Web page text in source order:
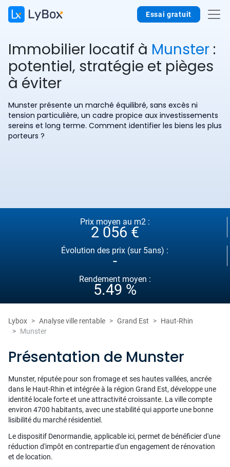
Essai gratuit
Immobilier locatif à Munster :
potentiel, stratégie et pièges
à éviter
Munster présente un marché équilibré, sans excès ni
tension particulière, un cadre propice aux investissements
sereins et long terme. Comment identifier les biens les plus
porteurs ?
Prix moyen au m2 :
2 056 €
Évolution des prix (sur 5ans) :
-
Rendement moyen :
5.49 %
Lybox Analyse ville rentable Grand Est
Haut-Rhin
Munster
Présentation de Munster
Munster, réputée pour son fromage et ses hautes vallées, ancrée
dans le Haut-Rhin et intégrée à la région Grand Est, développe une
identité locale forte et une attractivité croissante. La ville compte
environ 4700 habitants, avec une stabilité qui apporte une bonne
lisibilité du marché résidentiel.
Le dispositif Denormandie, applicable ici, permet de bénéficier d'une
réduction d'impôt en contrepartie d'un engagement de rénovation
et de location.